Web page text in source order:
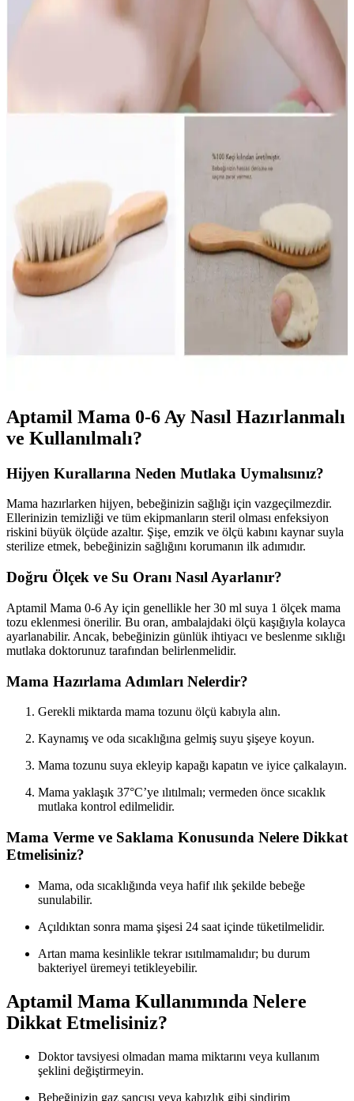
Cosmed Atopia 4C Cica Centella Cream: Hassas ve
Kuru Ciltler İçin Onarıcı Bariyer Krem
Cosmed Atopia 4C Cica Centella Cream, kuru ve hassas ciltleri
yatıştırarak onarır. Centella Asiatica içeriğiyle cilt bariyerini
güçlendirir, nemlendirir ve tahrişi azaltır. Bebeklerden yetişkinlere
İpek Bebek Kulak Temizleme Çubuğu: Güvenli ve
Hassas Temizlik için Kullanım Rehberi
İpek Bebek Kulak Temizleme Çubuğu, bebeklerin hassas kulak
çevresini güvenli ve nazik temizlemek için tasarlandı. Yumuşak ve
esnek uçlar baskıyı azaltır, düz uç tasarımı kontrollü hareketleri
kolaylaştırır. 60’lı paketler halinde sunulur; günlük bakım için
uygundur.
Duffa Doğal Keçi Kılı Ahşap Bebek Saç Fırçası:
Güvenli ve Nazik Bakım İçin Uygun Seçenek
Duffa markasının doğal keçi kılı ve ahşap malzemeden üretilmiş
bebek saç fırçası, nazik ve güvenli bakım sağlar, rahatlatıcı masaj ve
Aptamil Mama 0-6 Ay Nasıl Hazırlanmalı
ve Kullanılmalı?
Hijyen Kurallarına Neden Mutlaka Uymalısınız?
Mama hazırlarken hijyen, bebeğinizin sağlığı için vazgeçilmezdir.
Ellerinizin temizliği ve tüm ekipmanların steril olması enfeksiyon
riskini büyük ölçüde azaltır. Şişe, emzik ve ölçü kabını kaynar suyla
sterilize etmek, bebeğinizin sağlığını korumanın ilk adımıdır.
Doğru Ölçek ve Su Oranı Nasıl Ayarlanır?
Aptamil Mama 0-6 Ay için genellikle her 30 ml suya 1 ölçek mama
tozu eklenmesi önerilir. Bu oran, ambalajdaki ölçü kaşığıyla kolayca
ayarlanabilir. Ancak, bebeğinizin günlük ihtiyacı ve beslenme sıklığı
mutlaka doktorunuz tarafından belirlenmelidir.
Mama Hazırlama Adımları Nelerdir?
Gerekli miktarda mama tozunu ölçü kabıyla alın.
Kaynamış ve oda sıcaklığına gelmiş suyu şişeye koyun.
Mama tozunu suya ekleyip kapağı kapatın ve iyice çalkalayın.
Mama yaklaşık 37°C’ye ılıtılmalı; vermeden önce sıcaklık
mutlaka kontrol edilmelidir.
Mama Verme ve Saklama Konusunda Nelere Dikkat
Etmelisiniz?
Mama, oda sıcaklığında veya hafif ılık şekilde bebeğe
sunulabilir.
Açıldıktan sonra mama şişesi 24 saat içinde tüketilmelidir.
Artan mama kesinlikle tekrar ısıtılmamalıdır; bu durum
bakteriyel üremeyi tetikleyebilir.
Aptamil Mama Kullanımında Nelere
Dikkat Etmelisiniz?
Doktor tavsiyesi olmadan mama miktarını veya kullanım
şeklini değiştirmeyin.
Bebeğinizin gaz sancısı veya kabızlık gibi sindirim